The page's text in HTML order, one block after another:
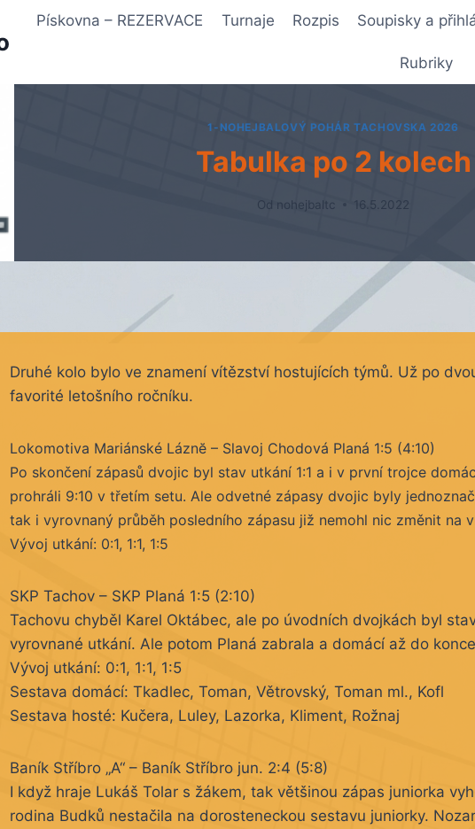
Pískovna – REZERVACE Turnaje Rozpis Soupisky a
Rubriky
1-NOHEJBALOVÝ POHÁR TACHOVSKA 2026
Tabulka po 2 kolech
Od nohejbaltc 16.5.2022
Druhé kolo bylo ve znamení vítězství hostujících týmů. Už po
favorité letošního ročníku.
Lokomotiva Mariánské Láznĕ – Slavoj Chodová Planá 1:5 (4:10)
Po skončení zápasů dvojic byl stav utkání 1:1 a i v první trojce
prohráli 9:10 v třetím setu. Ale odvetné zápasy dvojic byly
tak i vyrovnaný průběh posledního zápasu již nemohl nic změnit na
Vývoj utkání: 0:1, 1:1, 1:5
SKP Tachov – SKP Planá 1:5 (2:10)
Tachovu chyběl Karel Oktábec, ale po úvodních dvojkách byl
vyrovnané utkání. Ale potom Planá zabrala a domácí až do
Vývoj utkání: 0:1, 1:1, 1:5
Sestava domácí: Tkadlec, Toman, Větrovský, Toman ml., Kofl
Sestava hosté: Kučera, Luley, Lazorka, Kliment, Rožnaj
Baník Stříbro „A“ – Baník Stříbro jun. 2:4 (5:8)
I když hraje Lukáš Tolar s žákem, tak většinou zápas juniorka
rodina Budků nestačila na dorosteneckou sestavu juniorky.